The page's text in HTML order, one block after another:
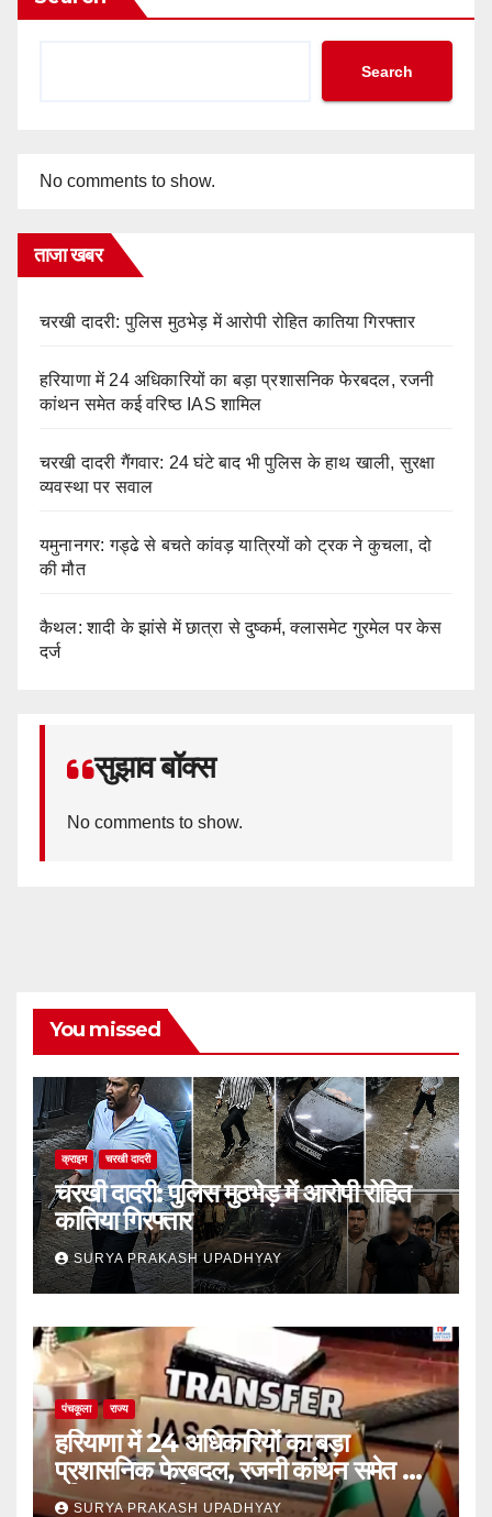
Search
No comments to show.
ताजा खबर
चरखी दादरी: पुलिस मुठभेड़ में आरोपी रोहित कातिया गिरफ्तार
हरियाणा में 24 अधिकारियों का बड़ा प्रशासनिक फेरबदल, रजनी
कांथन समेत कई वरिष्ठ IAS शामिल
चरखी दादरी गैंगवार: 24 घंटे बाद भी पुलिस के हाथ खाली, सुरक्षा
व्यवस्था पर सवाल
यमुनानगर: गड्ढे से बचते कांवड़ यात्रियों को ट्रक ने कुचला, दो
की मौत
कैथल: शादी के झांसे में छात्रा से दुष्कर्म, क्लासमेट गुरमेल पर केस
दर्ज
सुझाव बॉक्स
No comments to show.
You missed
क्राइम चरखी दादरी
चरखी दादरी: पुलिस मुठभेड़ में आरोपी रोहित
कातिया गिरफ्तार
SURYA PRAKASH UPADHYAY
पंचकूला राज्य
हरियाणा में 24 अधिकारियों का बड़ा
प्रशासनिक फेरबदल, रजनी कांथन समेत कई
वरिष्ठ IAS शामिल
SURYA PRAKASH UPADHYAY